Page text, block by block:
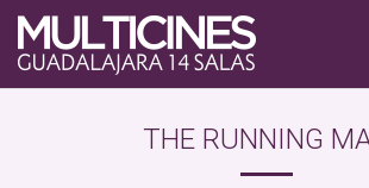
THE RUNNING